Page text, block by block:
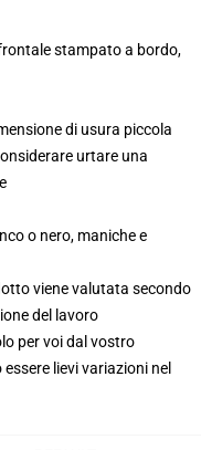
stampato a bordo,
di usura piccola
urtare una
o nero, maniche e
viene valutata secondo
del lavoro
per voi dal vostro
lievi variazioni nel